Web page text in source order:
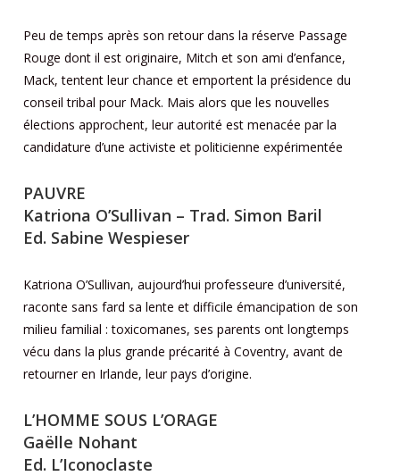
Peu de temps après son retour dans la réserve Passage
Rouge dont il est originaire, Mitch et son ami d’enfance,
Mack, tentent leur chance et emportent la présidence du
conseil tribal pour Mack. Mais alors que les nouvelles
élections approchent, leur autorité est menacée par la
candidature d’une activiste et politicienne expérimentée
PAUVRE
Katriona O’Sullivan – Trad. Simon Baril
Ed. Sabine Wespieser
Katriona O’Sullivan, aujourd’hui professeure d’université,
raconte sans fard sa lente et difficile émancipation de son
milieu familial : toxicomanes, ses parents ont longtemps
vécu dans la plus grande précarité à Coventry, avant de
retourner en Irlande, leur pays d’origine.
L’HOMME SOUS L’ORAGE
Gaëlle Nohant
Ed. L’Iconoclaste